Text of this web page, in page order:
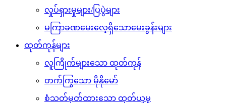
လှုပ်ရှားမှုများ/ပြပွဲများ
မကြာခဏမေးလေ့ရှိသောမေးခွန်းများ
ထုတ်ကုန်များ
လူကြိုက်များသော ထုတ်ကုန်
တက်ကြွသော မိုနိုမော်
စံသတ်မှတ်ထားသော ထုတ်ယူမှု